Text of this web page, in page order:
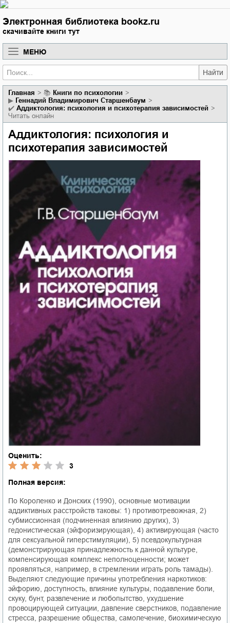
Электронная библиотека bookz.ru
скачивайте книги тут
МЕНЮ
Найти
Главная 📚
книги по психологии
▶ Геннадий Владимирович Старшенбаум
✔️ Аддиктология: психология и психотерапия зависимостей
Читать онлайн
Аддиктология: психология и
психотерапия зависимостей
Оценить:
3
Полная версия:
По Короленко и Донских (1990), основные мотивации
аддиктивных расстройств таковы: 1) противотревожная, 2)
субмиссионная (подчиненная влиянию других), 3)
гедонистическая (эйфоризирующая), 4) активирующая (часто
для сексуальной гиперстимуляции), 5) псевдокультурная
(демонстрирующая принадлежность к данной культуре,
компенсирующая комплекс неполноценности; может
проявляться, например, в стремлении играть роль тамады).
Выделяют следующие причины употребления наркотиков:
эйфорию, доступность, влияние культуры, подавление боли,
скуку, бунт, развлечение и любопытство, ухудшение
провоцирующей ситуации, давление сверстников, подавление
стресса, разрешение общества, самолечение, биохимическую